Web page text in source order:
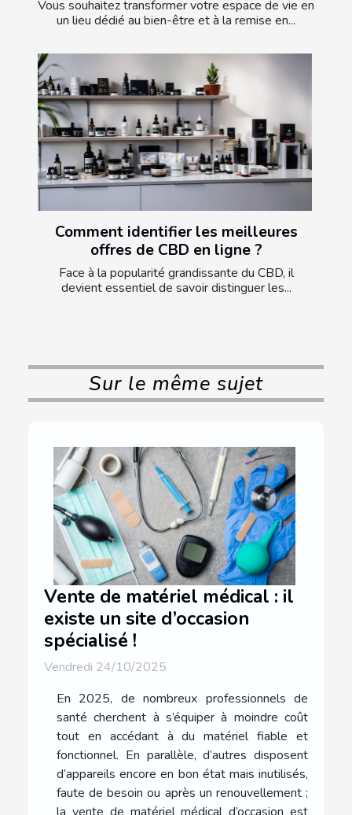
Vous souhaitez transformer votre espace de vie en
un lieu dédié au bien-être et à la remise en...
Comment identifier les meilleures
offres de CBD en ligne ?
Face à la popularité grandissante du CBD, il
devient essentiel de savoir distinguer les...
Sur le même sujet
Vente de matériel médical : il
existe un site d’occasion
spécialisé !
Vendredi 24/10/2025
En 2025, de nombreux professionnels de
santé cherchent à s’équiper à moindre coût
tout en accédant à du matériel fiable et
fonctionnel. En parallèle, d’autres disposent
d’appareils encore en bon état mais inutilisés,
faute de besoin ou après un renouvellement ;